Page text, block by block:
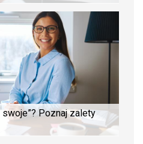
Poznaj zalety